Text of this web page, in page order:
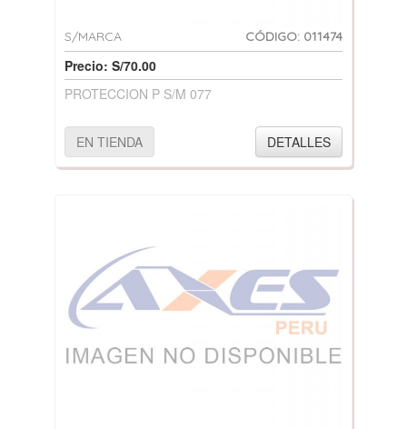
S/MARCA CÓDIGO: 011474
Precio: S/70.00
PROTECCION P S/M 077
EN TIENDA DETALLES